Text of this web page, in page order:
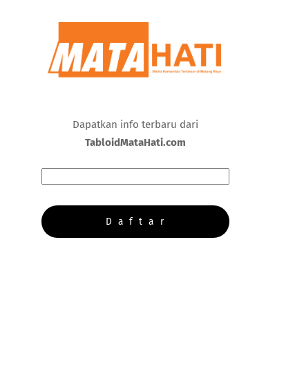
Dapatkan info terbaru dari
TabloidMataHati.com